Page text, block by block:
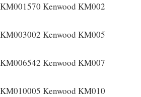
Kenwood KM002
Kenwood KM005
Kenwood KM007
Kenwood KM010